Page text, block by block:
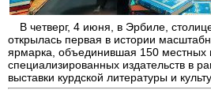
В четверг, 4 июня, в Эрбиле,
открылась первая в истории
ярмарка, объединившая 150 местных
специализированных издательств в
выставки курдской литературы и